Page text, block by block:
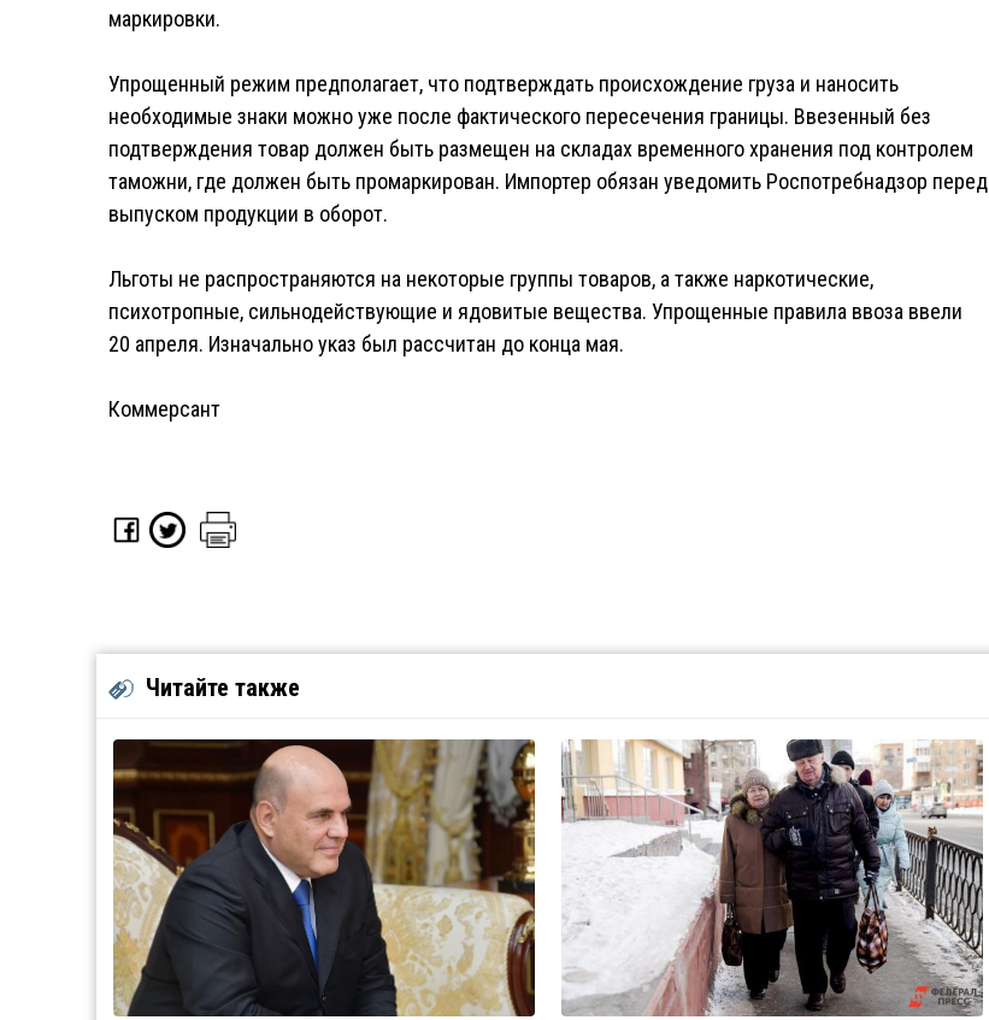
маркировки.
Упрощенный режим предполагает, что подтверждать происхождение груза и наносить
необходимые знаки можно уже после фактического пересечения границы. Ввезенный без
подтверждения товар должен быть размещен на складах временного хранения под контролем
таможни, где должен быть промаркирован. Импортер обязан уведомить Роспотребнадзор перед
выпуском продукции в оборот.
Льготы не распространяются на некоторые группы товаров, а также наркотические,
психотропные, сильнодействующие и ядовитые вещества. Упрощенные правила ввоза ввели
20 апреля. Изначально указ был рассчитан до конца мая.
Коммерсант
Читайте также